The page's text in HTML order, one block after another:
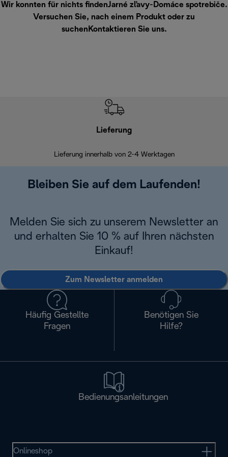
Wir konnten für nichts findenJarné zľavy-Domáce spotrebiče.
Versuchen Sie, nach einem Produkt oder zu
suchen Kontaktieren Sie uns.
Lieferung
Lieferung innerhalb von 2-4 Werktagen
Bleiben Sie auf dem Laufenden!
Melden Sie sich zu unserem Newsletter an
und erhalten Sie 10 % auf Ihren nächsten
Einkauf!
Zum Newsletter anmelden
Häufig Gestellte
Fragen
Benötigen Sie
Hilfe?
Bedienungsanleitungen
Onlineshop